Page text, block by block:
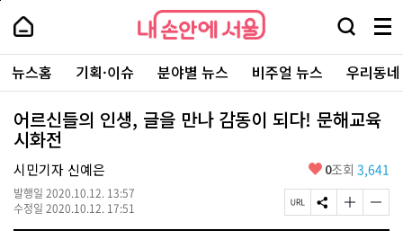
본
로
가
내
손
안
에
서
울
-
서
울
시
대
표
소
통
포
내
손
에
울
검
창
열
기
메
뉴
전
체
보
주
요
서
뉴스홈 기획·이슈 분야별 뉴스 비주얼 뉴스 우리동
어르신들의 인생, 글을 만나 감동이 되다! 문해교육
시화전
시민기자 신예은
발행일 2020.10.12. 13:57
수정일 2020.10.12. 17:51
좋
요
0조회 3,641
페
이
S
N
글
자
글
자
페
상
단
로